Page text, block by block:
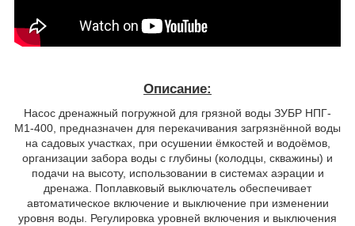
Описание:
Насос дренажный погружной для грязной воды ЗУБР НПГ-
М1-400, предназначен для перекачивания загрязнённой воды
на садовых участках, при осушении ёмкостей и водоёмов,
организации забора воды с глубины (колодцы, скважины) и
подачи на высоту, использовании в системах аэрации и
дренажа. Поплавковый выключатель обеспечивает
автоматическое включение и выключение при изменении
уровня воды. Регулировка уровней включения и выключения